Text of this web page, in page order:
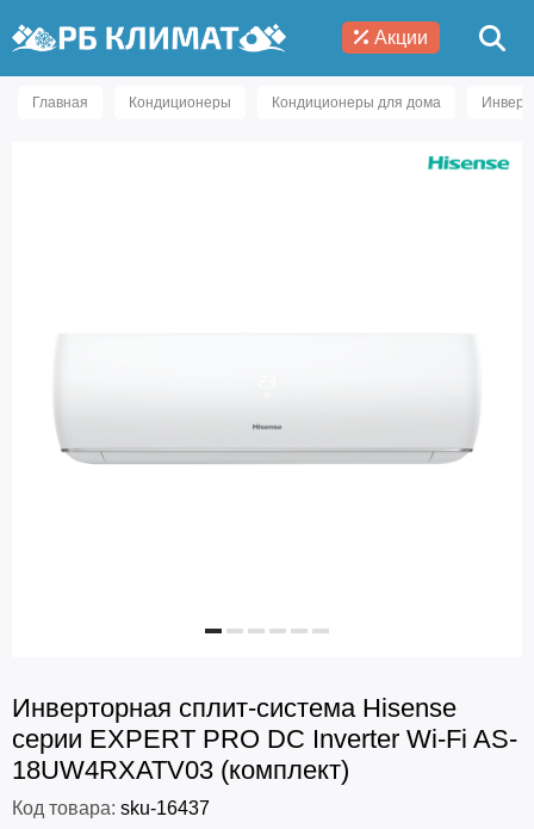
Акции
Главная Кондиционеры Кондиционеры для дома
Инверторная cплит-система Hisense
серии EXPERT PRO DC Inverter Wi-Fi AS-
18UW4RXATV03 (комплект)
Код товара: sku-16437